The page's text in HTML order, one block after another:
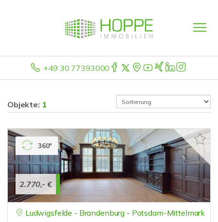
+49 30 77393000
Objekte: 1
2.770,- €
360°
Ludwigsfelde - Brandenburg - Potsdam-Mittelmark